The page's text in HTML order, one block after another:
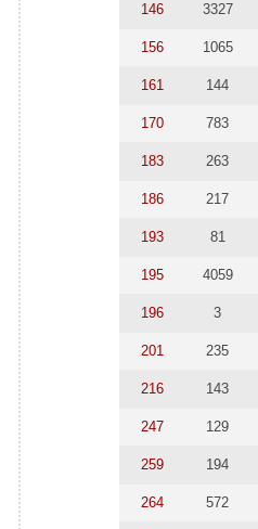
146 3327
156 1065
161 144
170 783
183 263
186 217
193 81
195 4059
196 3
201 235
216 143
247 129
259 194
264 572